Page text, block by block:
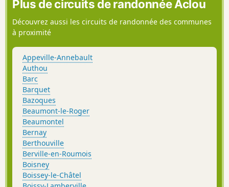
Plus de circuits de randonnée Aclou
Découvrez aussi les circuits de randonnée des communes
à proximité
Appeville-Annebault
Authou
Barc
Barquet
Bazoques
Beaumont-le-Roger
Beaumontel
Bernay
Berthouville
Berville-en-Roumois
Boisney
Boissey-le-Châtel